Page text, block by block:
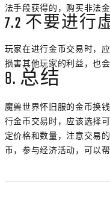
法手段获得的，购买非法
7.2 不要进行
玩家在进行金币交易时，
损害其他玩家的利益，也
8. 总结
魔兽世界怀旧服的金币换
行金币交易时，应该选择
定价格和数量，注意交易
币，参与经济活动，可以